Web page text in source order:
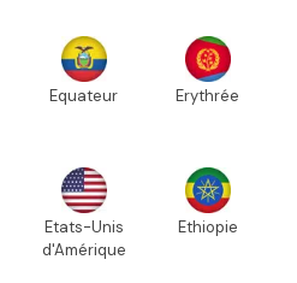
Equateur Erythrée
Etats-Unis
d'Amérique
Ethiopie